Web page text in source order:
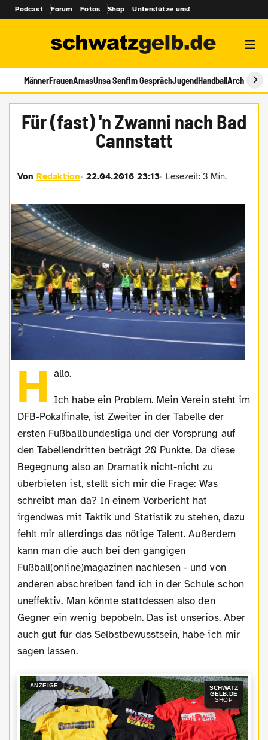
Podcast Forum Fotos Shop Unterstütze uns!
MännerFrauenAmasUnsa SenfIm GesprächJugendHandballArchiv
Für (fast) 'n Zwanni nach Bad
Cannstatt
VonRedaktion 22.04.2016 23:13 Lesezeit: 3 Min.
H allo.
Ich habe ein Problem. Mein Verein steht im
DFB-Pokalfinale, ist Zweiter in der Tabelle der
ersten Fußballbundesliga und der Vorsprung auf
den Tabellendritten beträgt 20 Punkte. Da diese
Begegnung also an Dramatik nicht-nicht zu
überbieten ist, stellt sich mir die Frage: Was
schreibt man da? In einem Vorbericht hat
irgendwas mit Taktik und Statistik zu stehen, dazu
fehlt mir allerdings das nötige Talent. Außerdem
kann man die auch bei den gängigen
Fußball(online)magazinen nachlesen - und von
anderen abschreiben fand ich in der Schule schon
uneffektiv. Man könnte stattdessen also den
Gegner ein wenig bepöbeln. Das ist unseriös. Aber
auch gut für das Selbstbewusstsein, habe ich mir
sagen lassen.
ANZEIGE
SCHWATZ
GELB.DE
SHOP